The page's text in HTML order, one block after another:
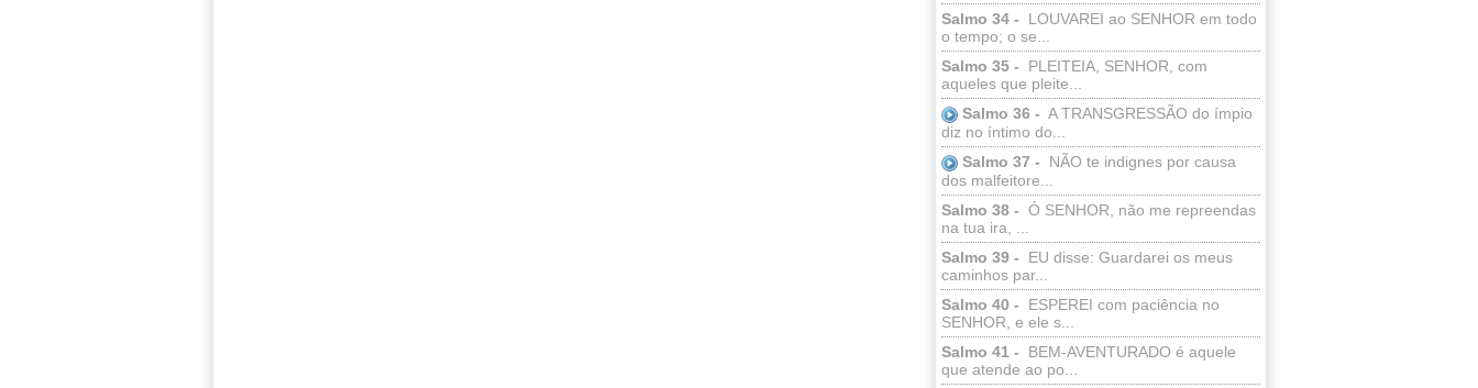
Salmo 34 -
LOUVAREI ao SENHOR em todo
o tempo; o se...
Salmo 35 -
PLEITEIA, SENHOR, com
aqueles que pleite...
Salmo 36 - A TRANSGRESSÃO do ímpio
diz no íntimo do...
Salmo 37 -
NÃO te indignes por causa
dos malfeitore...
Salmo 38 - Ó SENHOR, não me repreendas
na tua ira, ...
Salmo 39 -
EU disse: Guardarei os meus
caminhos par...
Salmo 40 -
ESPEREI com paciência no
SENHOR, e ele s...
Salmo 41 -
BEM-AVENTURADO é aquele
que atende ao po...